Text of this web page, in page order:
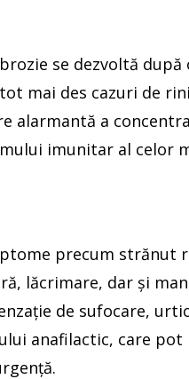
se dezvoltă
mai des cazuri de
alarmantă a
imunitar al celor
precum strănut
lăcrimare, dar și
de sufocare,
anafilactic, care